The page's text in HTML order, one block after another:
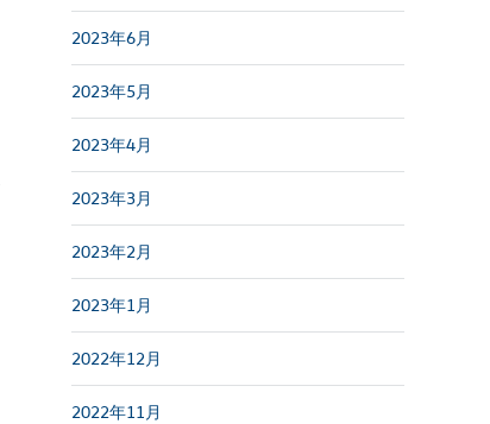
2023年6月
2023年5月
2023年4月
2023年3月
2023年2月
2023年1月
2022年12月
2022年11月